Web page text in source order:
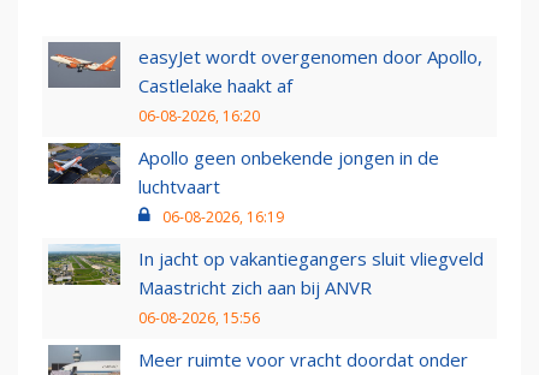
easyJet wordt overgenomen door Apollo,
Castlelake haakt af
06-08-2026, 16:20
Apollo geen onbekende jongen in de
luchtvaart
06-08-2026, 16:19
In jacht op vakantiegangers sluit vliegveld
Maastricht zich aan bij ANVR
06-08-2026, 15:56
Meer ruimte voor vracht doordat onder